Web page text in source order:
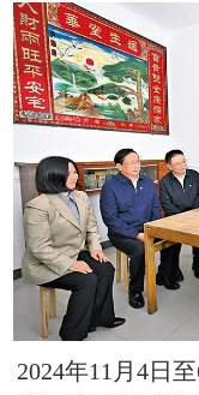
2024年11月4日